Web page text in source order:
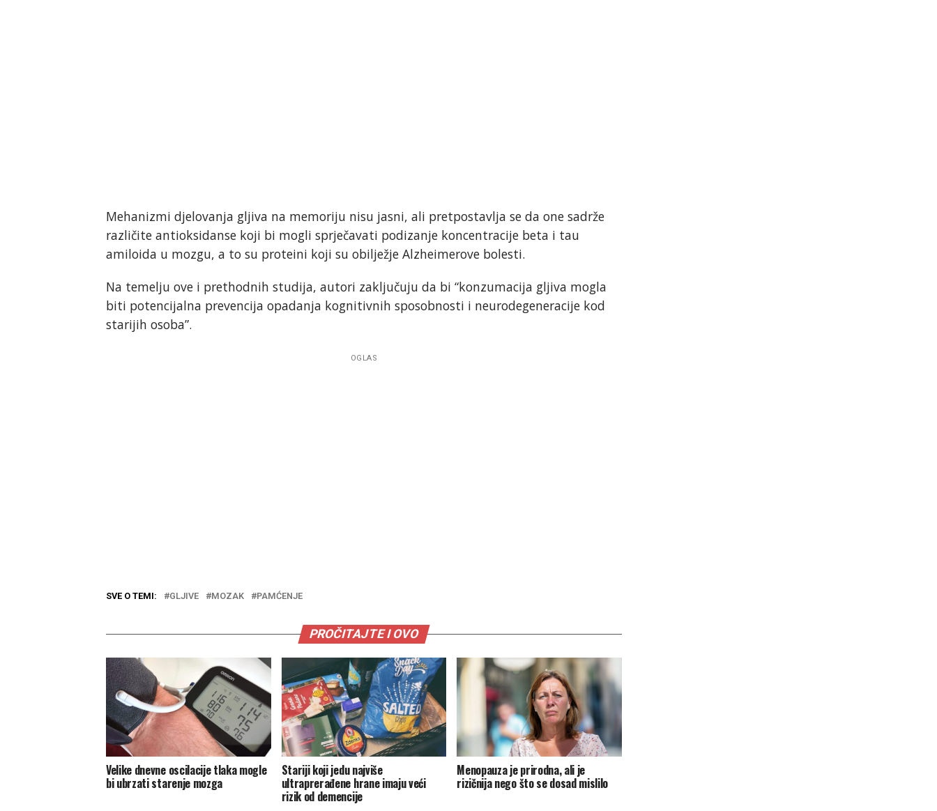
Mehanizmi djelovanja gljiva na memoriju nisu jasni, ali pretpostavlja se da one sadrže
različite antioksidanse koji bi mogli sprječavati podizanje koncentracije beta i tau
amiloida u mozgu, a to su proteini koji su obilježje Alzheimerove bolesti.
Na temelju ove i prethodnih studija, autori zaključuju da bi “konzumacija gljiva mogla
biti potencijalna prevencija opadanja kognitivnih sposobnosti i neurodegeneracije kod
starijih osoba”.
OGLAS
SVE O TEMI: GLJIVE MOZAK PAMĆENJE
PROČITAJTE I OVO
Velike dnevne oscilacije tlaka mogle
bi ubrzati starenje mozga
Stariji koji jedu najviše
ultraprerađene hrane imaju veći
rizik od demencije
Menopauza je prirodna, ali je
rizičnija nego što se dosad mislilo